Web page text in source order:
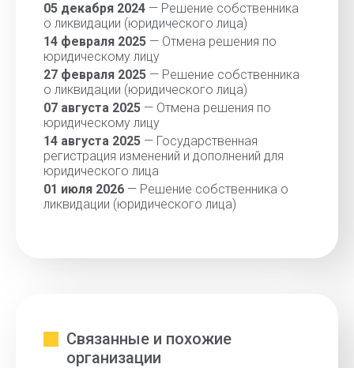
05 декабря 2024 — Решение собственника
о ликвидации (юридического лица)
14 февраля 2025 — Отмена решения по
юридическому лицу
27 февраля 2025 — Решение собственника
о ликвидации (юридического лица)
07 августа 2025 — Отмена решения по
юридическому лицу
14 августа 2025 — Государственная
регистрация изменений и дополнений для
юридического лица
01 июля 2026 — Решение собственника о
ликвидации (юридического лица)
Связанные и похожие
организации